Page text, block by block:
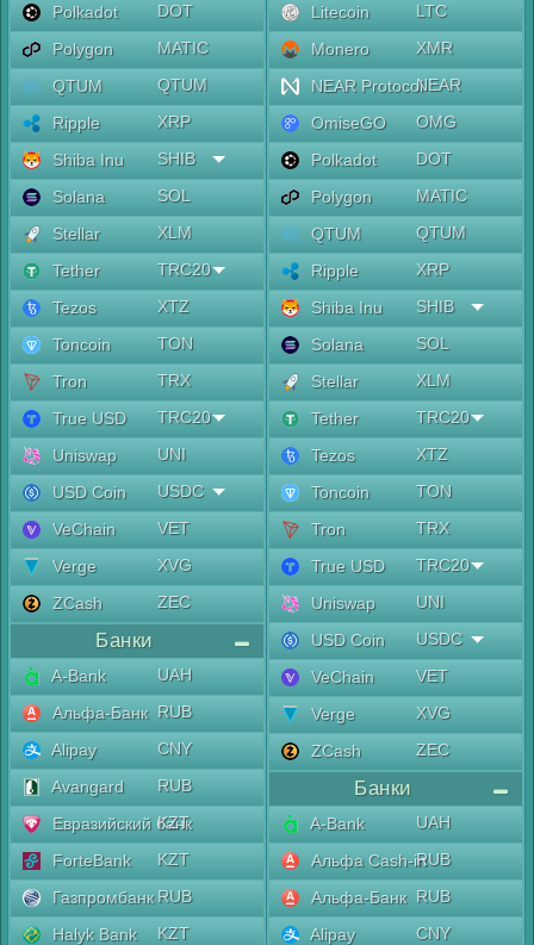
Polkadot
DOT
Polygon
MATIC
QTUM
QTUM
Ripple
XRP
Shiba Inu
SHIB
Solana
SOL
Stellar
XLM
Tether
TRC20
Tezos
XTZ
Toncoin
TON
Tron
TRX
True USD
TRC20
Uniswap
UNI
USD Coin
USDC
VeChain
VET
Verge
XVG
ZCash
ZEC
Банки
A-Bank
UAH
Альфа-Банк RUB
Alipay
CNY
Avangard
RUB
Евразийский банк
KZT
ForteBank
KZT
Газпромбанк RUB
Halyk Bank
KZT
Litecoin
LTC
Monero
XMR
NEAR ProtocolNEAR
OmiseGO
OMG
Polkadot
DOT
Polygon
MATIC
QTUM
QTUM
Ripple
XRP
Shiba Inu
SHIB
Solana
SOL
Stellar
XLM
Tether
TRC20
Tezos
XTZ
Toncoin
TON
Tron
TRX
True USD
TRC20
Uniswap
UNI
USD Coin
USDC
VeChain
VET
Verge
XVG
ZCash
ZEC
Банки
A-Bank
UAH
Альфа Cash-inRUB
Альфа-Банк RUB
Alipay
CNY